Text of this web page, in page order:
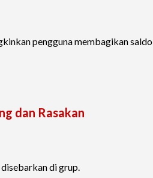
pengguna membagikan saldo
dan Rasakan
di grup.